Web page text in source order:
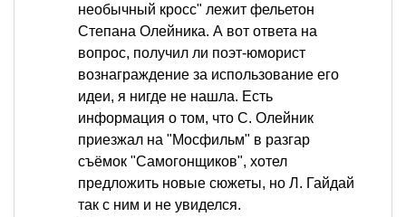
необычный кросс" лежит фельетон
Степана Олейника. А вот ответа на
вопрос, получил ли поэт-юморист
вознаграждение за использование его
идеи, я нигде не нашла. Есть
информация о том, что С. Олейник
приезжал на "Мосфильм" в разгар
съёмок "Самогонщиков", хотел
предложить новые сюжеты, но Л. Гайдай
так с ним и не увиделся.